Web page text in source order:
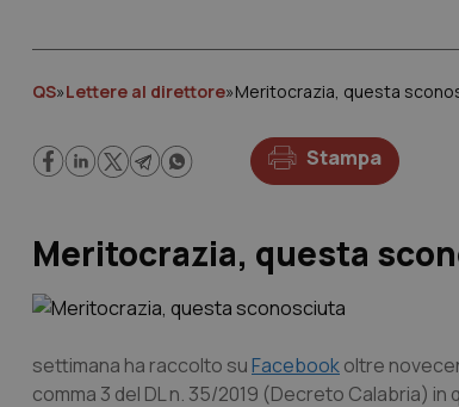
QS»Lettere al direttore»Meritocrazia, questa
Stampa
Meritocrazia, questa
settimana ha raccolto suFacebookoltre
comma 3 del DL n. 35/2019 (Decreto Calabria)